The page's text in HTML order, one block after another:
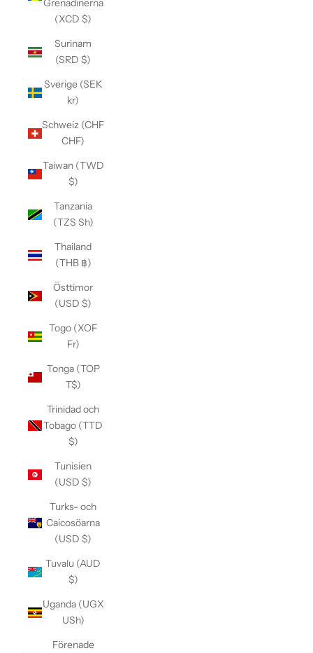
Grenadinerna
(XCD $)
Surinam
(SRD $)
Sverige (SEK
kr)
Schweiz (CHF
CHF)
Taiwan (TWD
$)
Tanzania
(TZS Sh)
Thailand
(THB ฿)
Östtimor
(USD $)
Togo (XOF
Fr)
Tonga (TOP
T$)
Trinidad och
Tobago (TTD
$)
Tunisien
(USD $)
Turks- och
Caicosöarna
(USD $)
Tuvalu (AUD
$)
Uganda (UGX
USh)
Förenade